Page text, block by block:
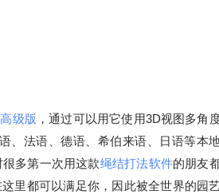
级版 ，通过可以用它使用3D视图多角
、法语、德语、希伯来语、日语等本
多第一次用这款绳结打法软件的朋友
里都可以满足你，因此被全世界的园艺